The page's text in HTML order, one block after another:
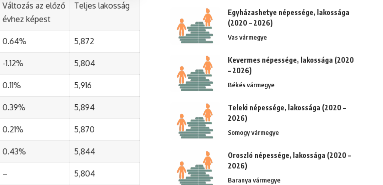
Változás az előző
évhez képest
Teljes lakosság
0.64% 5,872
-1.12% 5,804
0.11% 5,916
0.39% 5,894
0.21% 5,870
0.43% 5,844
– 5,804
Egyházashetye népessége, lakossága
(2020 – 2026)
Vas vármegye
Kevermes népessége, lakossága (2020
– 2026)
Békés vármegye
Teleki népessége, lakossága (2020 –
2026)
Somogy vármegye
Oroszló népessége, lakossága (2020 –
2026)
Baranya vármegye